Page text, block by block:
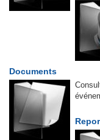
Documents